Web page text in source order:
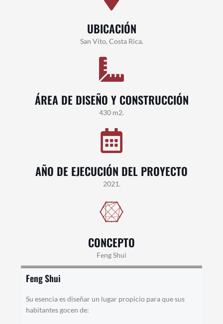
UBICACIÓN
San Vito, Costa Rica.
ÁREA DE DISEÑO Y CONSTRUCCIÓN
430 m2.
AÑO DE EJECUCIÓN DEL PROYECTO
2021.
CONCEPTO
Feng Shui
Feng Shui
Su esencia es diseñar un lugar propicio para que sus
habitantes gocen de: